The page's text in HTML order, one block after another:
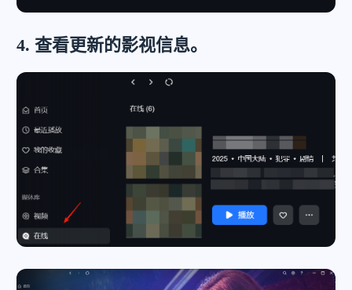
4. 查看更新的影视信息。